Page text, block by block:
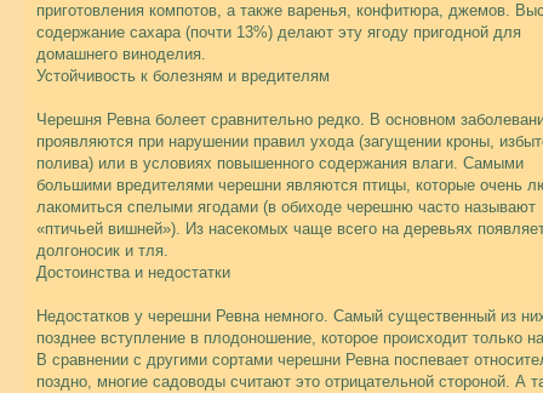
приготовления компотов, а также варенья, конфитюра, джемов.
содержание сахара (почти 13%) делают эту ягоду пригодной для
домашнего виноделия.
Устойчивость к болезням и вредителям
Черешня Ревна болеет сравнительно редко. В основном
проявляются при нарушении правил ухода (загущении кроны,
полива) или в условиях повышенного содержания влаги. Самыми
большими вредителями черешни являются птицы, которые очень
лакомиться спелыми ягодами (в обиходе черешню часто называют
«птичьей вишней»). Из насекомых чаще всего на деревьях
долгоносик и тля.
Достоинства и недостатки
Недостатков у черешни Ревна немного. Самый существенный из
позднее вступление в плодоношение, которое происходит только
В сравнении с другими сортами черешни Ревна поспевает
поздно, многие садоводы считают это отрицательной стороной. А